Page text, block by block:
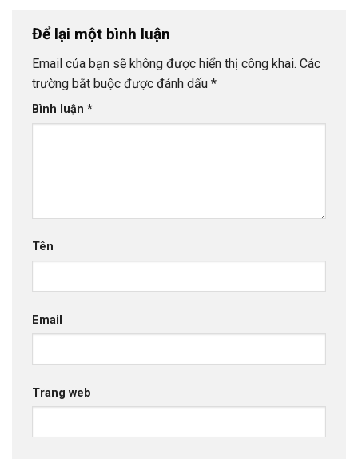
Để lại một bình luận
Email của bạn sẽ không được hiển thị công khai. Các
trường bắt buộc được đánh dấu *
Bình luận *
Tên
Email
Trang web